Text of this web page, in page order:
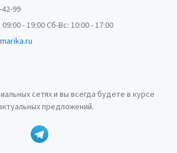
99
- 19:00 Сб-Вс: 10:00 - 17:00
сетях и вы всегда будете в курсе
предложений.